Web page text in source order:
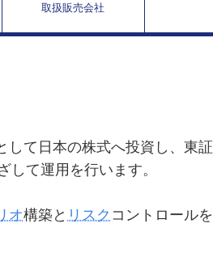
取扱販売会社
して日本の株式へ投資し、東証
て運用を行います。
オ構築と リスク コントロールを